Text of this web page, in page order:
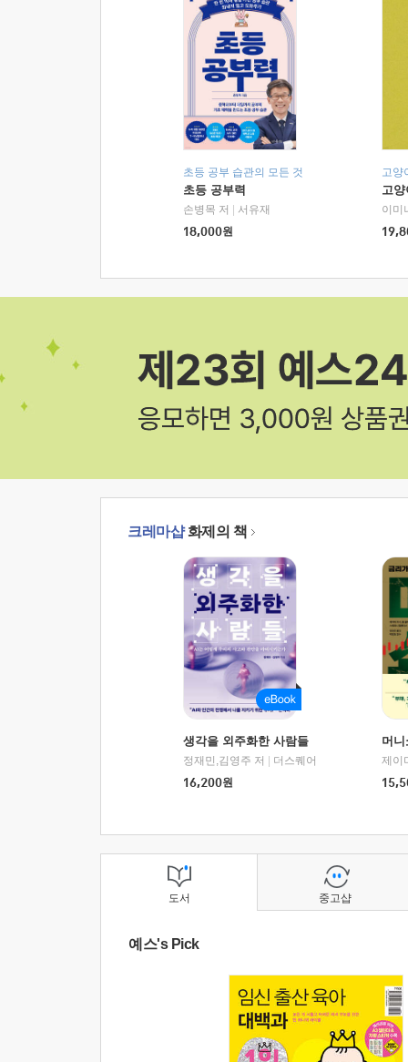
초등 공부 습관의 모든 것
초등 공부력
손병목 저
서유재
18,000원
고양
고
이미
크레마샵화제의 책
생각을 외주화한 사람들
정재민,김영주 저
더스퀘어
16,200원
머
도서
예스's Pick
중고샵